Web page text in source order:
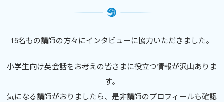
15名もの講師の方々にインタビューに協力いただきました。
小学生向け英会話をお考えの皆さまに役立つ情報が沢山ありま
す。
気になる講師がおりましたら、是非講師のプロフィールも確認